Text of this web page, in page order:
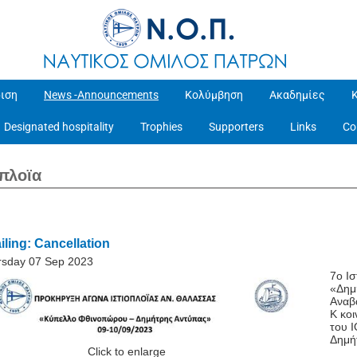
News -Announcements Κολύμβηση Ακαδημίες
Designated hospitality Trophies Supporters Links
Cancellation
07 Sep 2023
Click to enlarge
7ο
Κ
του